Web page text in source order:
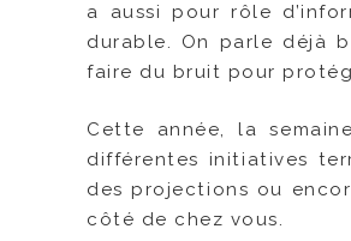
a aussi pour rôle
durable. On parle déjà
faire du bruit pour
Cette année, la
différentes initiatives
des projections ou
côté de chez vous.